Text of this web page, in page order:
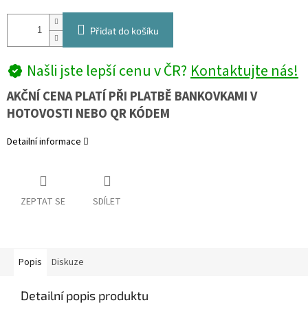
Přidat do košíku
Našli jste lepší cenu v ČR?Kontaktujte nás!
AKČNÍ CENA PLATÍ PŘI PLATBĚ BANKOVKAMI V
HOTOVOSTI NEBO QR KÓDEM
Detailní informace
ZEPTAT SE SDÍLET
Popis Diskuze
Detailní popis produktu